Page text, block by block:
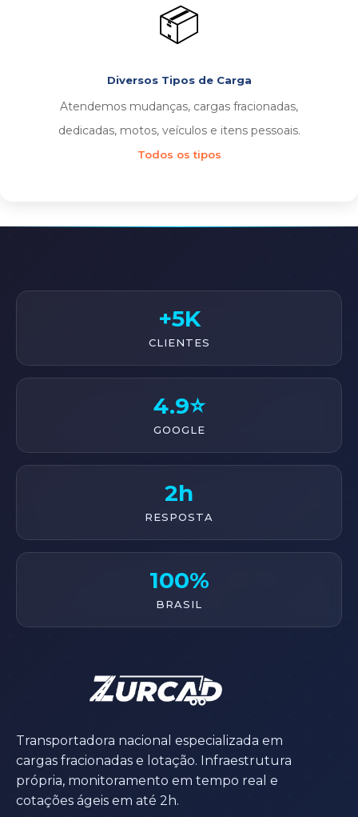
📦
Diversos Tipos de Carga
Atendemos mudanças, cargas fracionadas,
dedicadas, motos, veículos e itens pessoais.
Todos os tipos
+5K
CLIENTES
4.9⭐
GOOGLE
2h
RESPOSTA
100%
BRASIL
Transportadora nacional especializada em
cargas fracionadas e lotação. Infraestrutura
própria, monitoramento em tempo real e
cotações ágeis em até 2h.